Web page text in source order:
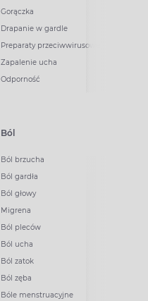
Gorączka
Drapanie w gardle
Preparaty przeciwwirusowe
Zapalenie ucha
Odporność
Ból
Ból brzucha
Ból gardła
Ból głowy
Migrena
Ból pleców
Ból ucha
Ból zatok
Ból zęba
Bóle menstruacyjne